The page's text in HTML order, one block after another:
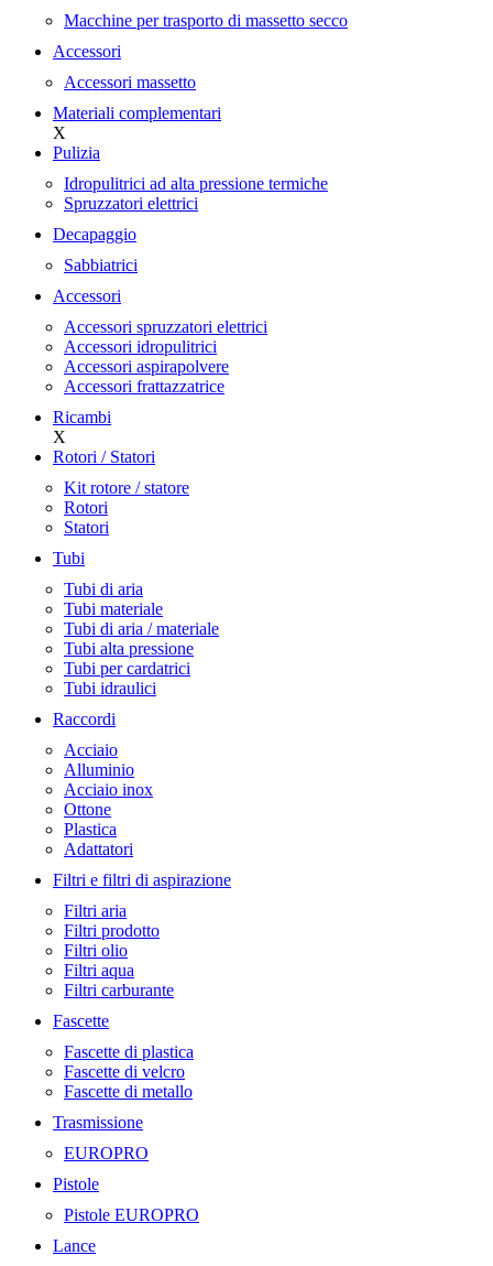
Macchine per trasporto di massetto secco
Accessori
Accessori massetto
Materiali complementari
X
Pulizia
Idropulitrici ad alta pressione termiche
Spruzzatori elettrici
Decapaggio
Sabbiatrici
Accessori
Accessori spruzzatori elettrici
Accessori idropulitrici
Accessori aspirapolvere
Accessori frattazzatrice
Ricambi
X
Rotori / Statori
Kit rotore / statore
Rotori
Statori
Tubi
Tubi di aria
Tubi materiale
Tubi di aria / materiale
Tubi alta pressione
Tubi per cardatrici
Tubi idraulici
Raccordi
Acciaio
Alluminio
Acciaio inox
Ottone
Plastica
Adattatori
Filtri e filtri di aspirazione
Filtri aria
Filtri prodotto
Filtri olio
Filtri aqua
Filtri carburante
Fascette
Fascette di plastica
Fascette di velcro
Fascette di metallo
Trasmissione
EUROPRO
Pistole
Pistole EUROPRO
Lance